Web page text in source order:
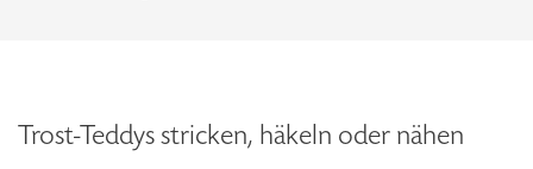
Trost-Teddys stricken, häkeln oder nähen